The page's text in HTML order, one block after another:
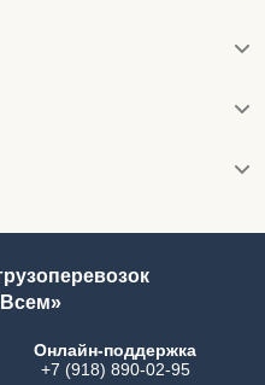
Онлайн-поддержка
+7 (918) 890-02-95